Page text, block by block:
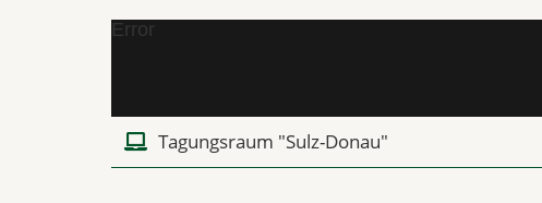
Error
Tagungsraum "Sulz-Donau"